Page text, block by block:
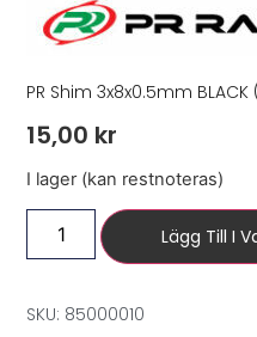
PR Shim 3x8x0.5mm
15,00 kr
I lager (kan restnoteras)
Lägg Till I
SKU: 85000010